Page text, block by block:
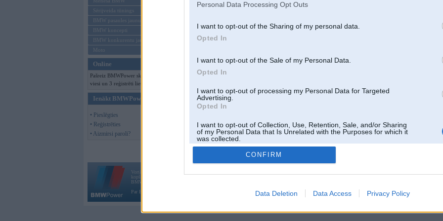
Personal Data Processing Opt Outs
I want to opt-out of the Sharing of my personal data.
Opted In
I want to opt-out of the Sale of my Personal Data.
Opted In
I want to opt-out of processing my Personal Data for Targeted
Advertising.
Opted In
I want to opt-out of Collection, Use, Retention, Sale, and/or Sharing
of my Personal Data that Is Unrelated with the Purposes for which it
was collected.
Opted Out
CONFIRM
Data Deletion Data Access Privacy Policy
Sērijveida tūnings
BMW pasaules jaunumi
BMW koncepti
BMW konkurentu jaunumi
Moto
Online
Pašreiz BMWPower skatās 101
viesi un 3 reģistrēti lietotāji.
Ienākt BMWPower
• Pieslēgties
• Reģistrēties
• Aizmirsi paroli?
Vortāls BMWPower.lv darbojas
kopš 2002. gada 14. maija. Tas nav auto klubs un nav saistīts ar
BMW AG.
Par BMWPower